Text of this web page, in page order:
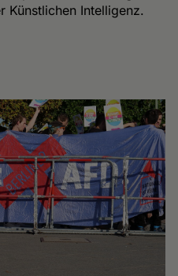
Künstlichen Intelligenz.